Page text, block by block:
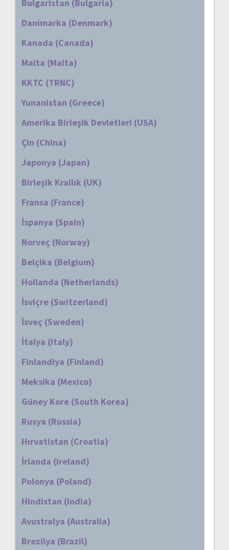
Bulgaristan (Bulgaria)
Danimarka (Denmark)
Kanada (Canada)
Malta (Malta)
KKTC (TRNC)
Yunanistan (Greece)
Amerika Birleşik Devletleri (USA)
Çin (China)
Japonya (Japan)
Birleşik Krallık (UK)
Fransa (France)
İspanya (Spain)
Norveç (Norway)
Belçika (Belgium)
Hollanda (Netherlands)
İsviçre (Switzerland)
İsveç (Sweden)
İtalya (Italy)
Finlandiya (Finland)
Meksika (Mexico)
Güney Kore (South Korea)
Rusya (Russia)
Hırvatistan (Croatia)
İrlanda (Ireland)
Polonya (Poland)
Hindistan (India)
Avustralya (Australia)
Brezilya (Brazil)